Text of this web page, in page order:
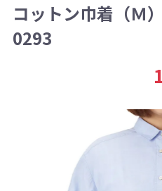
コットン巾着（Ｍ
0293